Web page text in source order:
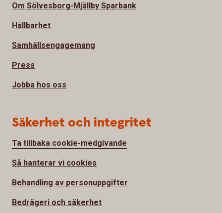
Om Sölvesborg-Mjällby Sparbank
Hållbarhet
Samhällsengagemang
Press
Jobba hos oss
Säkerhet och integritet
Ta tillbaka cookie-medgivande
Så hanterar vi cookies
Behandling av personuppgifter
Bedrägeri och säkerhet